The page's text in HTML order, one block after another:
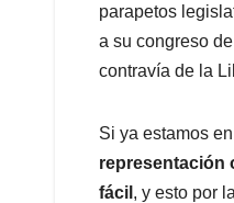
parapetos
a su congreso
contravía de la
Si ya estamos
representación
fácil , y esto por